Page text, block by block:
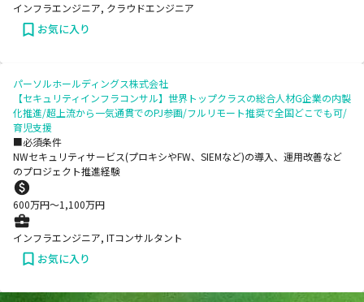
インフラエンジニア, クラウドエンジニア
お気に入り
パーソルホールディングス株式会社
【セキュリティインフラコンサル】世界トップクラスの総合人材G企業の内製
化推進/超上流から一気通貫でのPJ参画/フルリモート推奨で全国どこでも可/
育児支援
■必須条件
NWセキュリティサービス(プロキシやFW、SIEMなど)の導入、運用改善など
のプロジェクト推進経験
600万円〜1,100万円
インフラエンジニア, ITコンサルタント
お気に入り